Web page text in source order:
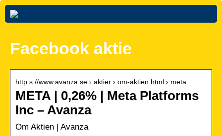
Facebook aktie
http s://www.avanza.se › aktier › om-aktien.html › meta…
META | 0,26% | Meta Platforms
Inc – Avanza
Om Aktien | Avanza